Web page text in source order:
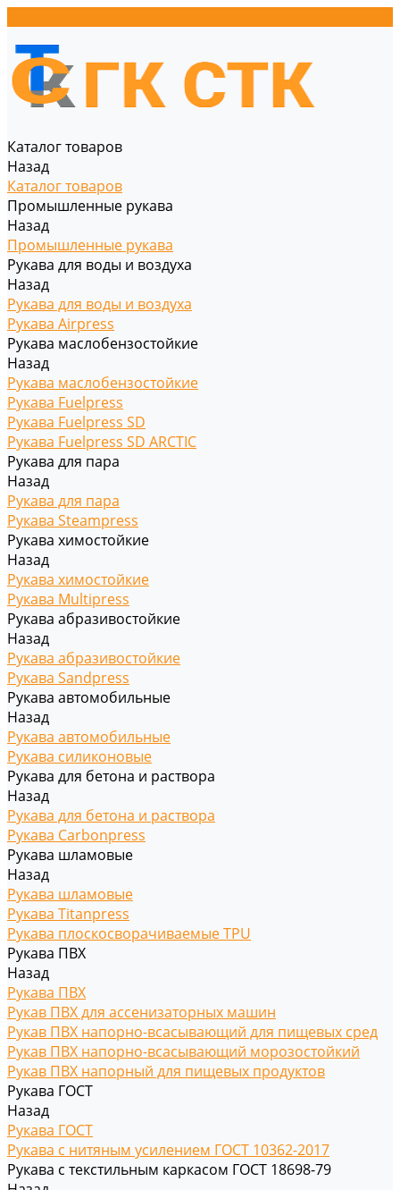
Каталог товаров
Назад
Каталог товаров
Промышленные рукава
Назад
Промышленные рукава
Рукава для воды и воздуха
Назад
Рукава для воды и воздуха
Рукава Airpress
Рукава маслобензостойкие
Назад
Рукава маслобензостойкие
Рукава Fuelpress
Рукава Fuelpress SD
Рукава Fuelpress SD ARCTIC
Рукава для пара
Назад
Рукава для пара
Рукава Steampress
Рукава химостойкие
Назад
Рукава химостойкие
Рукава Multipress
Рукава абразивостойкие
Назад
Рукава абразивостойкие
Рукава Sandpress
Рукава автомобильные
Назад
Рукава автомобильные
Рукава силиконовые
Рукава для бетона и раствора
Назад
Рукава для бетона и раствора
Рукава Carbonpress
Рукава шламовые
Назад
Рукава шламовые
Рукава Titanpress
Рукава плоскосворачиваемые TPU
Рукава ПВХ
Назад
Рукава ПВХ
Рукав ПВХ для ассенизаторных машин
Рукав ПВХ напорно-всасывающий для пищевых сред
Рукав ПВХ напорно-всасывающий морозостойкий
Рукав ПВХ напорный для пищевых продуктов
Рукава ГОСТ
Назад
Рукава ГОСТ
Рукава с нитяным усилением ГОСТ 10362-2017
Рукава с текстильным каркасом ГОСТ 18698-79